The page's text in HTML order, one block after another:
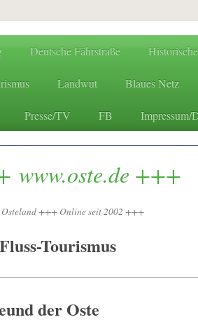
Deutsche Fährstraße
Landwut Blaues Netz
Presse/TV FB Impressum/
www.oste.de +++
+++ Online seit 2002 +++
Tourismus
der Oste